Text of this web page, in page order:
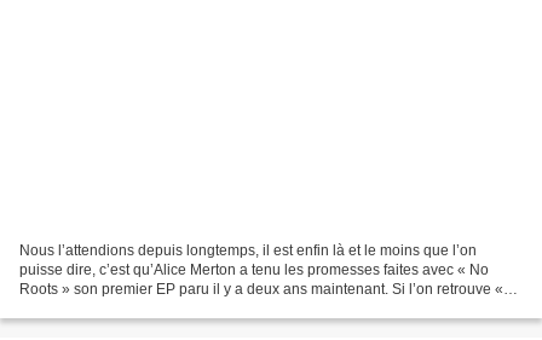
Nous l’attendions depuis longtemps, il est enfin là et le moins que l’on
puisse dire, c’est qu’Alice Merton a tenu les promesses faites avec « No
Roots » son premier EP paru il y a deux ans maintenant. Si l’on retrouve «